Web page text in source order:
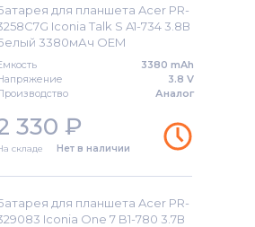
для планшета Acer PR-
Iconia Talk S A1-734 3.8В
3380мАч OEM
3380 mAh
3.8 V
Аналог
330 ₽
складе Нет в наличии
для планшета Acer PR-
Iconia One 7 B1-780 3.7В